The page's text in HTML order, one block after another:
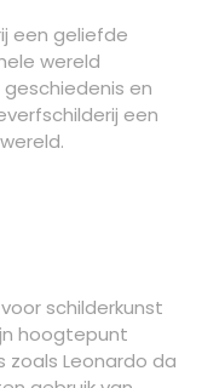
een geliefde
wereld
en
een
schilderkunst
hoogtepunt
zoals Leonardo da